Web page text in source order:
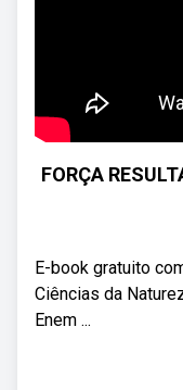
FORÇA
E-book gratuito
Ciências da
Enem ...